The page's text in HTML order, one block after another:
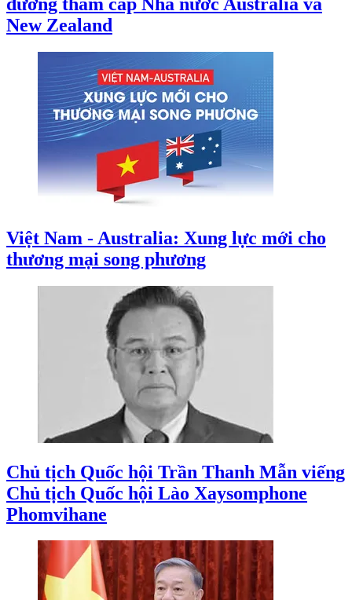
New Zealand
Việt Nam - Australia: Xung lực mới cho
thương mại song phương
Chủ tịch Quốc hội Trần Thanh Mẫn viếng
Chủ tịch Quốc hội Lào Xaysomphone
Phomvihane